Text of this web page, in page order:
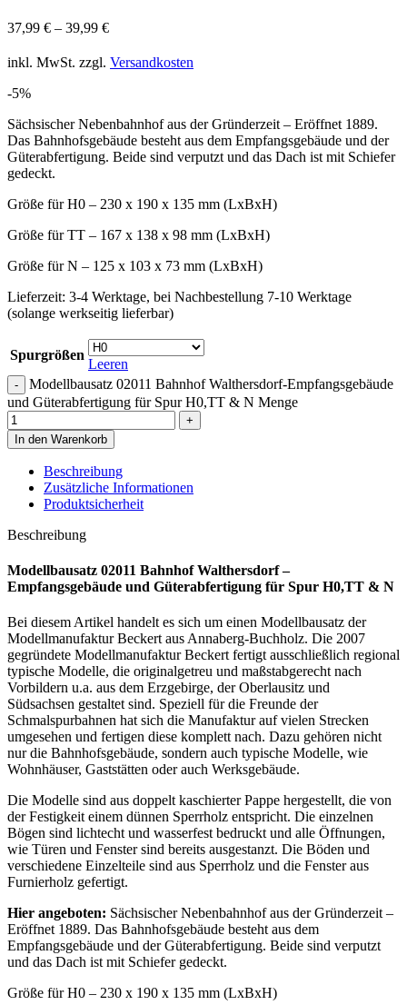
37,99 € – 39,99 €
inkl. MwSt. zzgl. Versandkosten
-5%
Sächsischer Nebenbahnhof aus der Gründerzeit – Eröffnet 1889.
Das Bahnhofsgebäude besteht aus dem Empfangsgebäude und der
Güterabfertigung. Beide sind verputzt und das Dach ist mit Schiefer
gedeckt.
Größe für H0 – 230 x 190 x 135 mm (LxBxH)
Größe für TT – 167 x 138 x 98 mm (LxBxH)
Größe für N – 125 x 103 x 73 mm (LxBxH)
Lieferzeit: 3-4 Werktage, bei Nachbestellung 7-10 Werktage
(solange werkseitig lieferbar)
Spurgrößen
Leeren
Modellbausatz 02011 Bahnhof Walthersdorf-Empfangsgebäude
und Güterabfertigung für Spur H0,TT & N Menge
In den Warenkorb
Beschreibung
Zusätzliche Informationen
Produktsicherheit
Beschreibung
Modellbausatz 02011 Bahnhof Walthersdorf –
Empfangsgebäude und Güterabfertigung für Spur H0,TT & N
Bei diesem Artikel handelt es sich um einen Modellbausatz der
Modellmanufaktur Beckert aus Annaberg-Buchholz. Die 2007
gegründete Modellmanufaktur Beckert fertigt ausschließlich regional
typische Modelle, die originalgetreu und maßstabgerecht nach
Vorbildern u.a. aus dem Erzgebirge, der Oberlausitz und
Südsachsen gestaltet sind. Speziell für die Freunde der
Schmalspurbahnen hat sich die Manufaktur auf vielen Strecken
umgesehen und fertigen diese komplett nach. Dazu gehören nicht
nur die Bahnhofsgebäude, sondern auch typische Modelle, wie
Wohnhäuser, Gaststätten oder auch Werksgebäude.
Die Modelle sind aus doppelt kaschierter Pappe hergestellt, die von
der Festigkeit einem dünnen Sperrholz entspricht. Die einzelnen
Bögen sind lichtecht und wasserfest bedruckt und alle Öffnungen,
wie Türen und Fenster sind bereits ausgestanzt. Die Böden und
verschiedene Einzelteile sind aus Sperrholz und die Fenster aus
Furnierholz gefertigt.
Hier angeboten: Sächsischer Nebenbahnhof aus der Gründerzeit –
Eröffnet 1889. Das Bahnhofsgebäude besteht aus dem
Empfangsgebäude und der Güterabfertigung. Beide sind verputzt
und das Dach ist mit Schiefer gedeckt.
Größe für H0 – 230 x 190 x 135 mm (LxBxH)